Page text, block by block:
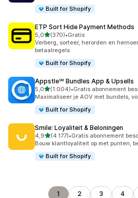
Built for Shopify
ETP Sort Hide Payment Methods
5,0van 5 sterren
(370)
370 recensies in totaal
•Gratis
Verberg, sorteer, herorden en
betaalregels
Built for Shopify
Appstle℠ Bundles App & Upsells
5,0van 5 sterren
(1.004)
1004 recensies in totaal
•Gratis abonnement
Maximaliseer je AOV met bundels,
Built for Shopify
Smile: Loyaliteit & Beloningen
4,9van 5 sterren
(4.177)
4177 recensies in totaal
•Gratis abonnement
Bouw klantloyaliteit op met punten,
Built for Shopify
1 2 3 4